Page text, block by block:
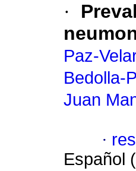
·
Paz-
Bedolla-
Juan
·
Español (